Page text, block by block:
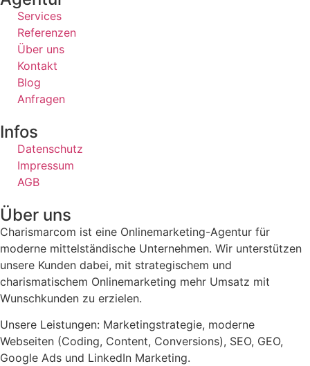
Services
Referenzen
Über uns
Kontakt
Blog
Anfragen
Infos
Datenschutz
Impressum
AGB
Über uns
Charismarcom ist eine Onlinemarketing-Agentur für
moderne mittelständische Unternehmen. Wir unterstützen
unsere Kunden dabei, mit strategischem und
charismatischem Onlinemarketing mehr Umsatz mit
Wunschkunden zu erzielen.
Unsere Leistungen: Marketingstrategie, moderne
Webseiten (Coding, Content, Conversions), SEO, GEO,
Google Ads und LinkedIn Marketing.